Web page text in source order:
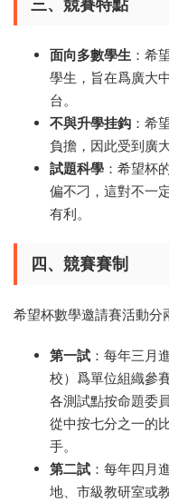
三、競賽特點
面向多數學生 ：希
學生，旨在爲廣大
台。
不與升學挂鈎 ：希
負擔，因此受到廣
試題科學 ：希望杯
偏不刁，這對不一
有利。
四、競賽賽制
希望杯數學邀請賽活動分
第一試 ：每年三月
校）爲單位組織參
各測試點按命題委
從中按七分之一的
手。
第二試 ：每年四月
地、市級教研室或